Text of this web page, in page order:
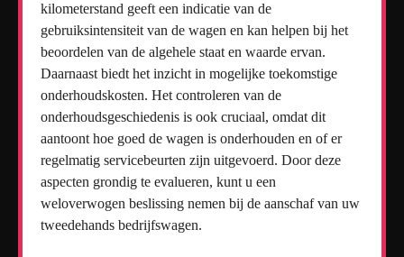
kilometerstand geeft een indicatie van de
gebruiksintensiteit van de wagen en kan helpen bij het
beoordelen van de algehele staat en waarde ervan.
Daarnaast biedt het inzicht in mogelijke toekomstige
onderhoudskosten. Het controleren van de
onderhoudsgeschiedenis is ook cruciaal, omdat dit
aantoont hoe goed de wagen is onderhouden en of er
regelmatig servicebeurten zijn uitgevoerd. Door deze
aspecten grondig te evalueren, kunt u een
weloverwogen beslissing nemen bij de aanschaf van uw
tweedehands bedrijfswagen.